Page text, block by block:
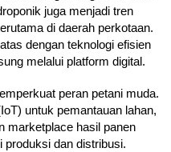
juga menjadi tren
di daerah perkotaan.
dengan teknologi efisien
melalui platform digital.
peran petani muda.
untuk pemantauan lahan,
marketplace hasil panen
produksi dan distribusi.